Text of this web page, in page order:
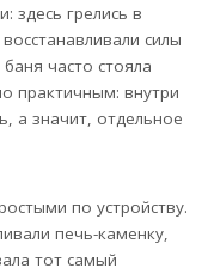
здесь грелись в
силы
часто стояла
практичным: внутри
а значит, отдельное
по устройству.
печь-каменку,
тот самый